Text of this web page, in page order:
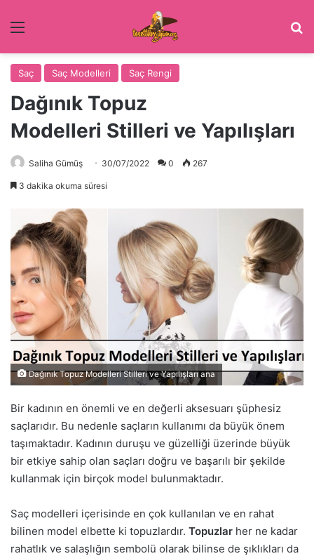
Menü
Saç Saç Modelleri Saç Rengi
Dağınık Topuz
Modelleri Stilleri ve Yapılışları
Saliha Gümüş 30/07/2022 0 267
3 dakika okuma süresi
Dağınık Topuz Modelleri Stilleri ve Yapılışları ana
Bir kadının en önemli ve en değerli aksesuarı şüphesiz
saçlarıdır. Bu nedenle saçların kullanımı da büyük önem
taşımaktadır. Kadının duruşu ve güzelliği üzerinde büyük
bir etkiye sahip olan saçları doğru ve başarılı bir şekilde
kullanmak için birçok model bulunmaktadır.
Saç modelleri içerisinde en çok kullanılan ve en rahat
bilinen model elbette ki topuzlardır. Topuzlar her ne kadar
rahatlık ve salaşlığın sembolü olarak bilinse de şıklıkları da